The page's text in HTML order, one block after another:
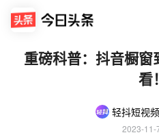
重磅科普：抖音橱
看！
2023-11-